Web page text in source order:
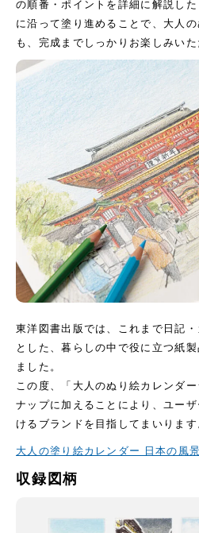
の順番・ポイントを詳細に解説し
に沿って塗り進めることで、大人
も、完成までしっかりお楽しみいた
東洋図書出版では、これまで日記
とした、暮らしの中で役に立つ紙
ました。
この度、「大人のぬり絵カレンダ
ナップに加えることにより、ユー
けるブランドを目指してまいります
大人の塗り絵カレンダー 日本の風
収録図柄